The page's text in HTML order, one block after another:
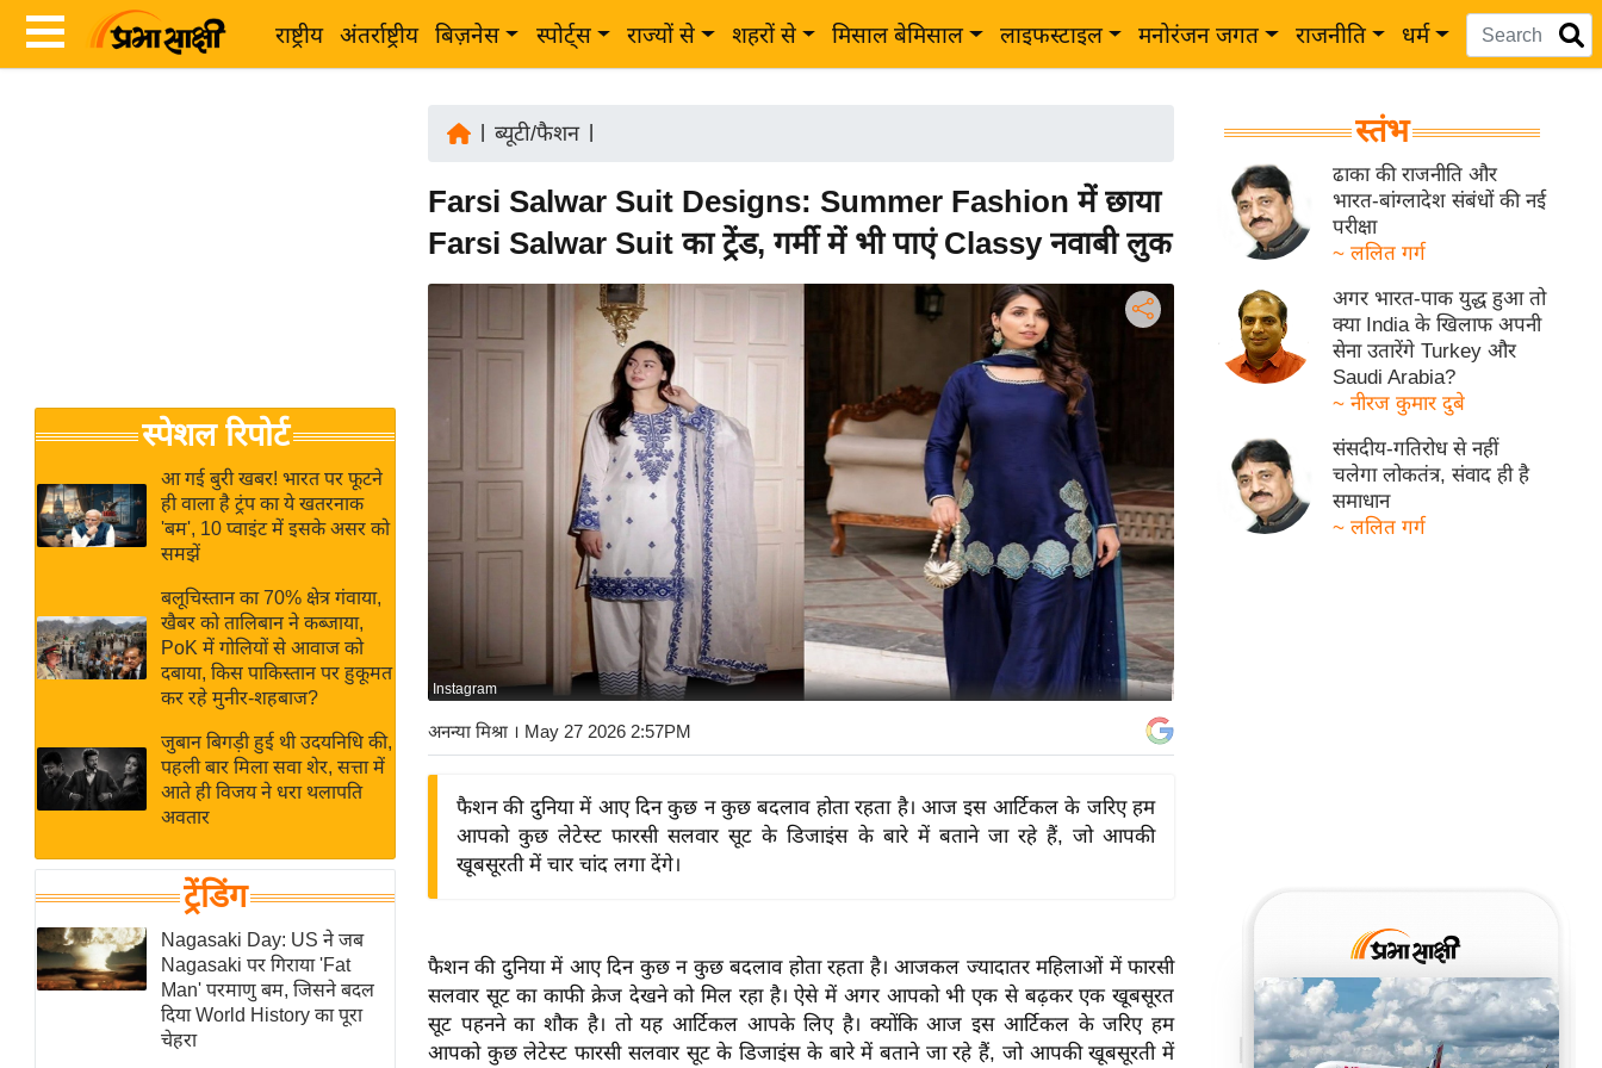
राष्ट्रीय अंतर्राष्ट्रीय बिज़नेस स्पोर्ट्स राज्यों से शहरों से मिसाल बेमिसाल लाइफस्टाइल मनोरंजन जगत राजनीति धर्म
Breaking
News in
Hindi
Hindi
Hindi
Videos
जगत
राय
बजट
क्रिकेट
IPL
2026
ई-पेपर
मिसाल बेमिसाल
शख्सियत
यंग इंडिया
साहित्य जगत
ऑटो वर्ल्ड
न्यूज ब्रीफ
मनोरंजन जगत
बॉलीवुड
स्पेशल रिपोर्ट
आ गई बुरी खबर! भारत पर फूटने
ही वाला है ट्रंप का ये खतरनाक
'बम', 10 प्वाइंट में इसके असर को
समझें
बलूचिस्तान का 70% क्षेत्र गंवाया,
खैबर को तालिबान ने कब्जाया,
PoK में गोलियों से आवाज को
दबाया, किस पाकिस्तान पर हुकूमत
कर रहे मुनीर-शहबाज?
जुबान बिगड़ी हुई थी उदयनिधि की,
पहली बार मिला सवा शेर, सत्ता में
आते ही विजय ने धरा थलापति
अवतार
ट्रेंडिंग
Nagasaki Day: US ने जब
Nagasaki पर गिराया 'Fat
Man' परमाणु बम, जिसने बदल
दिया World History का पूरा
चेहरा
ब्यूटी/फैशन|
Farsi Salwar Suit Designs: Summer Fashion में छाया
Farsi Salwar Suit का ट्रेंड, गर्मी में भी पाएं Classy नवाबी लुक
Instagram
अनन्या मिश्रा । May 27 2026 2:57PM
फैशन की दुनिया में आए दिन कुछ न कुछ बदलाव होता रहता है। आज इस आर्टिकल के जरिए हम
आपको कुछ लेटेस्ट फारसी सलवार सूट के डिजाइंस के बारे में बताने जा रहे हैं, जो आपकी
खूबसूरती में चार चांद लगा देंगे।
फैशन की दुनिया में आए दिन कुछ न कुछ बदलाव होता रहता है। आजकल ज्यादातर महिलाओं में फारसी
सलवार सूट का काफी क्रेज देखने को मिल रहा है। ऐसे में अगर आपको भी एक से बढ़कर एक खूबसूरत
सूट पहनने का शौक है। तो यह आर्टिकल आपके लिए है। क्योंकि आज इस आर्टिकल के जरिए हम
आपको कुछ लेटेस्ट फारसी सलवार सूट के डिजाइंस के बारे में बताने जा रहे हैं, जो आपकी खूबसूरती में
स्तंभ
ढाका की राजनीति और
भारत-बांग्लादेश संबंधों की नई
परीक्षा
~ ललित गर्ग
अगर भारत-पाक युद्ध हुआ तो
क्या India के खिलाफ अपनी
सेना उतारेंगे Turkey और
Saudi Arabia?
~ नीरज कुमार दुबे
संसदीय-गतिरोध से नहीं
चलेगा लोकतंत्र, संवाद ही है
समाधान
~ ललित गर्ग